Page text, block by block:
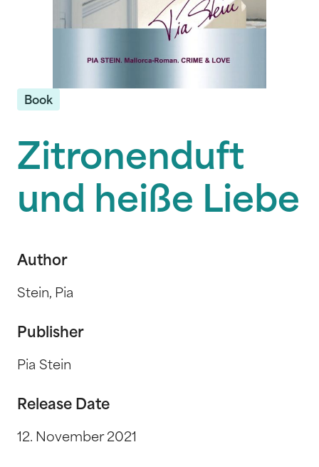
Book
Zitronenduft
und heiße Liebe
Author
Stein, Pia
Publisher
Pia Stein
Release Date
12. November 2021